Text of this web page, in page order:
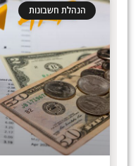
הנהלת חשבונות